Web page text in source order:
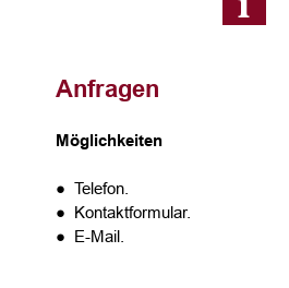
Anfragen
Möglichkeiten
● Telefon.
● Kontaktformular.
● E-Mail.